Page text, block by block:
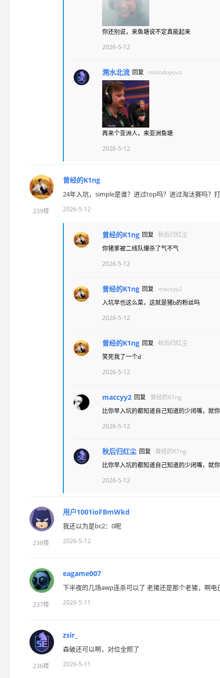
你还别说，来鱼塘说不定真能起来
2026-5-12
溯水北流 回复 molodoyovo
再来个亚洲人，来亚洲鱼塘
2026-5-12
239楼
曾经的K1ng
24年入坑，simple是谁？进过top吗？进过淘汰赛吗？
2026-5-12
曾经的K1ng 回复 秋后归红尘
你猪爹被二线队爆杀了气不气
2026-5-12
曾经的K1ng 回复
maccyy2
入坑早也这么菜，这就是猪b的粉丝吗
2026-5-12
曾经的K1ng 回复 秋后归红尘
笑死我了一个d
2026-5-12
maccyy2 回复
曾经的K1ng
比你早入坑的都知道自己知道的少闭嘴，就
2026-5-12
秋后归红尘 回复
曾经的K1ng
比你早入坑的都知道自己知道的少闭嘴，就
2026-5-12
238楼
用户1001ioFBmWkd
我还以为是bc2：0呢
2026-5-12
237楼
eagame007
下半夜的几场awp连杀可以了 老猪还是那个老猪，啊电
2026-5-11
236楼
zsir_
森破还可以啊，对位全照了
2026-5-11